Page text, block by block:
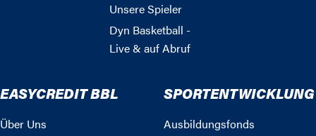
Unsere Spieler
Dyn Basketball -
Live & auf Abruf
EASYCREDIT BBL
Über Uns
SPORTENTWICKLUNG
Ausbildungsfonds